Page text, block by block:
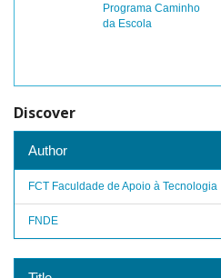
Programa Caminho
da Escola
Discover
Author
FCT Faculdade de Apoio à Tecnologia
FNDE